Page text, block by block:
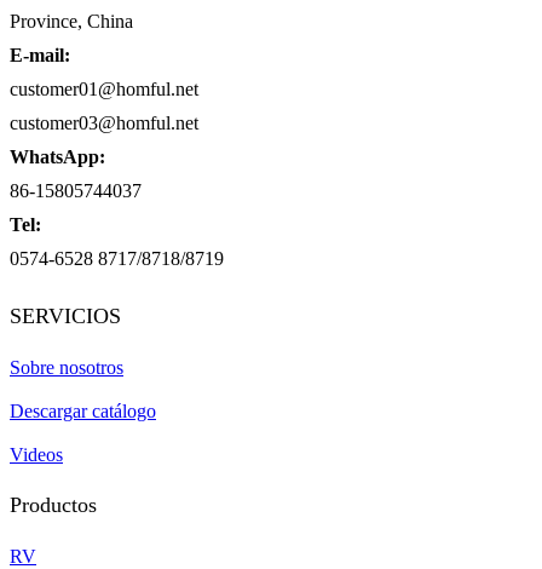
Province, China
E-mail:
customer01@homful.net
customer03@homful.net
WhatsApp:
86-15805744037
Tel:
0574-6528 8717/8718/8719
SERVICIOS
Sobre nosotros
Descargar catálogo
Videos
Productos
RV